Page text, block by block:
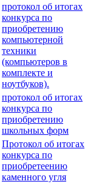
протокол об итогах
конкурса по
приобретению
компьютерной
техники
(компьютеров в
комплекте и
ноутбуков).
протокол об итогах
конкурса по
приобретению
школьных форм
Протокол об итогах
конкурса по
приобретеению
каменного угля